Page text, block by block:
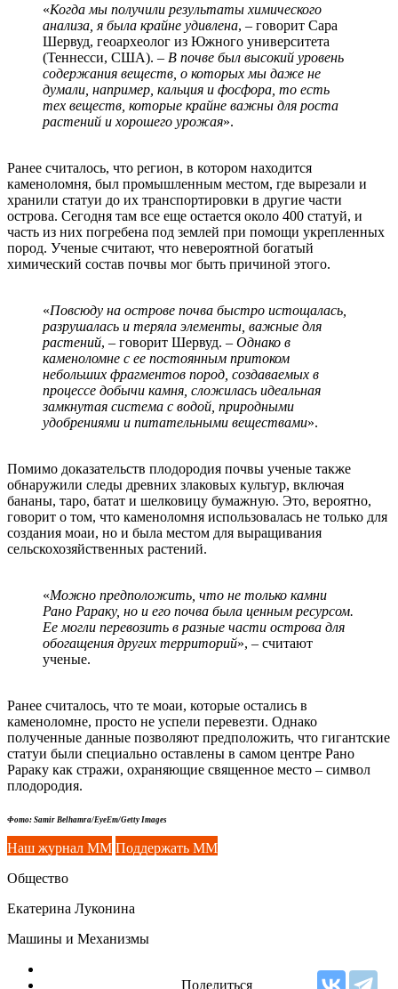
«Когда мы получили результаты химического
анализа, я была крайне удивлена, – говорит Сара
Шервуд, геоархеолог из Южного университета
(Теннесси, США). – В почве был высокий уровень
содержания веществ, о которых мы даже не
думали, например, кальция и фосфора, то есть
тех веществ, которые крайне важны для роста
растений и хорошего урожая».
Ранее считалось, что регион, в котором находится
каменоломня, был промышленным местом, где вырезали и
хранили статуи до их транспортировки в другие части
острова. Сегодня там все еще остается около 400 статуй, и
часть из них погребена под землей при помощи укрепленных
пород. Ученые считают, что невероятной богатый
химический состав почвы мог быть причиной этого.
«Повсюду на острове почва быстро истощалась,
разрушалась и теряла элементы, важные для
растений, – говорит Шервуд. – Однако в
каменоломне с ее постоянным притоком
небольших фрагментов пород, создаваемых в
процессе добычи камня, сложилась идеальная
замкнутая система с водой, природными
удобрениями и питательными веществами».
Помимо доказательств плодородия почвы ученые также
обнаружили следы древних злаковых культур, включая
бананы, таро, батат и шелковицу бумажную. Это, вероятно,
говорит о том, что каменоломня использовалась не только для
создания моаи, но и была местом для выращивания
сельскохозяйственных растений.
«Можно предположить, что не только камни
Рано Рараку, но и его почва была ценным ресурсом.
Ее могли перевозить в разные части острова для
обогащения других территорий», – считают
ученые.
Ранее считалось, что те моаи, которые остались в
каменоломне, просто не успели перевезти. Однако
полученные данные позволяют предположить, что гигантские
статуи были специально оставлены в самом центре Рано
Рараку как стражи, охраняющие священное место – символ
плодородия.
Фото: Samir Belhamra/EyeEm/Getty Images
Наш журнал ММ Поддержать ММ
Общество
Екатерина Луконина
Машины и Механизмы
Поделиться